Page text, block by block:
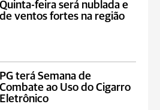
Quinta-feira será nublada e
de ventos fortes na região
PG terá Semana de
Combate ao Uso do Cigarro
Eletrônico